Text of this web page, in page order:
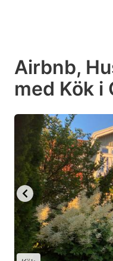
Airbnb,
med Kök i